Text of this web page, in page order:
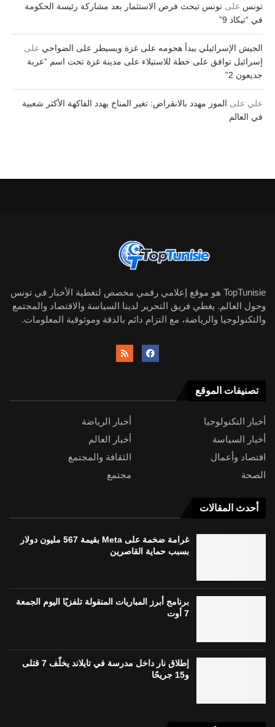
تونس على تونس تبحث فرص الاستثمار بعد مشاركة رئيسة الحكومة
في “تيكاد 9”
الجيش الإسرائيلي يبدأ هجومه على غزة ويسيطر على الضواحي على
إسرائيل توافق على خطة للاستيلاء على مدينة غزة تحت اسم “عربة
جديعون 2”
علي على الموز مهدد بالانقراض: تغير المناخ يهدد الفاكهة الأكثر شعبية
في العالم
TopTunisie هو موقع إعلامي رقمي مخصص لتغطية الأخبار في تونس
وحول العالم. يغطي فريق التحرير لدينا السياسة والاقتصاد والمجتمع
والتكنولوجيا والرياضة، مع التزام دائم بالدقة وموثوقية المعلومات.
تصنيفات الموقع
أخبار التكنولوجيا
أخبار الرياضة
أخبار السياسة
أخبار العالم
اقتصاد وأعمال
الثقافة والمجتمع
الصحة
مجتمع
أحدث المقالات
غرامة ضخمة على Meta بقيمة 567 مليون دولار
بسبب حماية القاصرين
برنامج أبرز المباريات المنقولة تلفزيًا اليوم الجمعة
7 أوت
إطلاق نار داخل مدرسة في تايلاند يخلّف 7 قتلى
و15 جريحًا